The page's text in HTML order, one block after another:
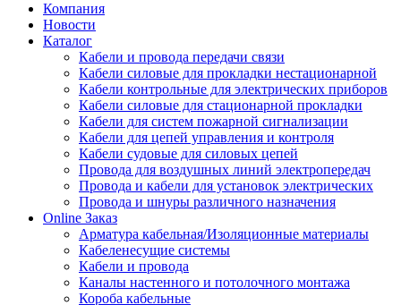
Компания
Новости
Каталог
Кабели и провода передачи связи
Кабели силовые для прокладки нестационарной
Кабели контрольные для электрических приборов
Кабели силовые для стационарной прокладки
Кабели для систем пожарной сигнализации
Кабели для цепей управления и контроля
Кабели судовые для силовых цепей
Провода для воздушных линий электропередач
Провода и кабели для установок электрических
Провода и шнуры различного назначения
Online Заказ
Арматура кабельная/Изоляционные материалы
Кабеленесущие системы
Кабели и провода
Каналы настенного и потолочного монтажа
Короба кабельные